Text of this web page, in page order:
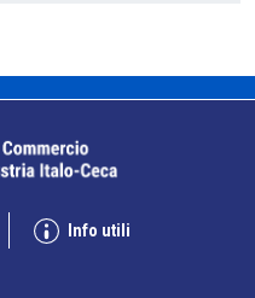
Info utili